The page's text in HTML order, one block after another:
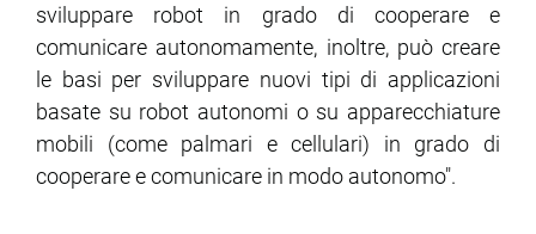
sviluppare robot in grado di cooperare e
comunicare autonomamente, inoltre, può creare
le basi per sviluppare nuovi tipi di applicazioni
basate su robot autonomi o su apparecchiature
mobili (come palmari e cellulari) in grado di
cooperare e comunicare in modo autonomo".